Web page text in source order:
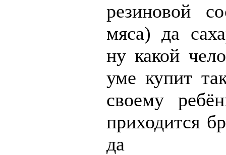
резиновой
мяса) да
ну какой
уме купит
своему
приходится
да